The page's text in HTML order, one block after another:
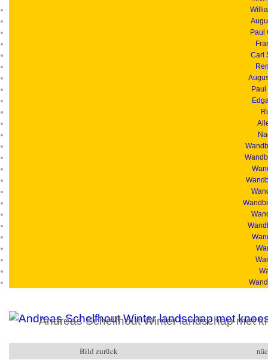
Paul
Carl
Andreas Schelfhout Winter landschap met
Bild zurück